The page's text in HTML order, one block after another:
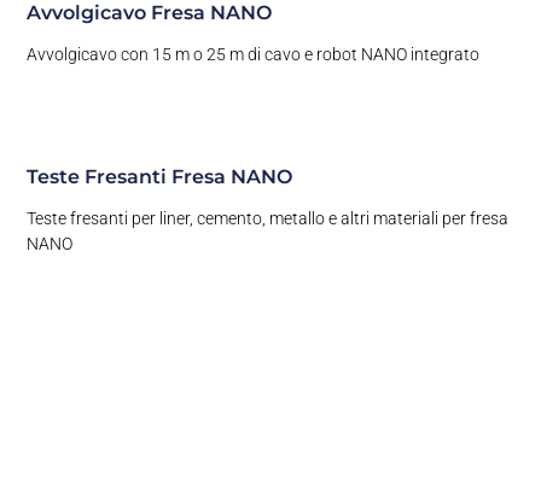
Avvolgicavo Fresa NANO
Avvolgicavo con 15 m o 25 m di cavo e robot NANO integrato
Teste Fresanti Fresa NANO
Teste fresanti per liner, cemento, metallo e altri materiali per fresa
NANO